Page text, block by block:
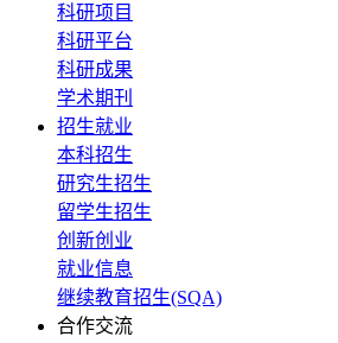
科研项目
科研平台
科研成果
学术期刊
招生就业
本科招生
研究生招生
留学生招生
创新创业
就业信息
继续教育招生(SQA)
合作交流